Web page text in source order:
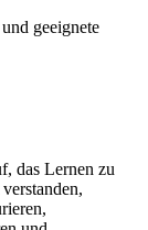
geeignete
das Lernen zu